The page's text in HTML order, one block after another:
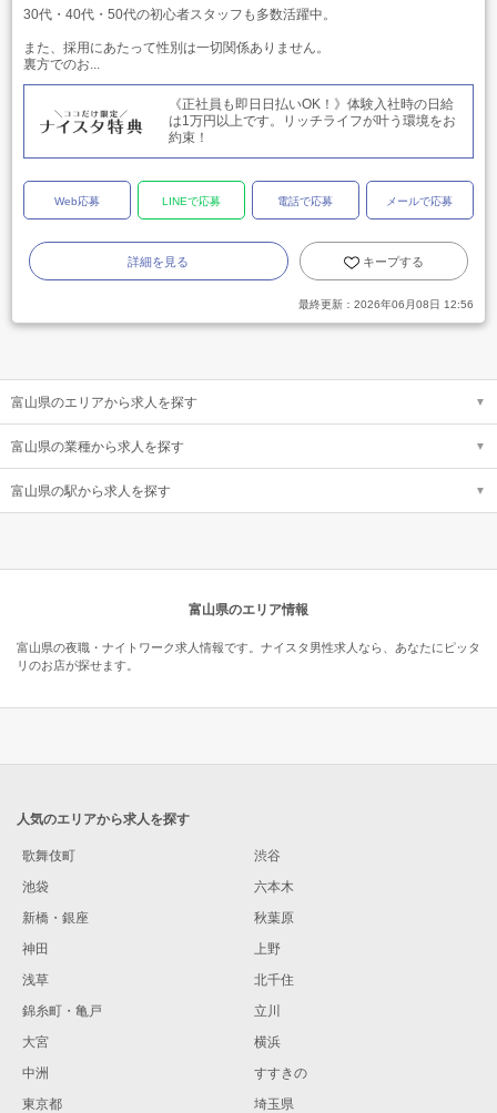
30代・40代・50代の初心者スタッフも多数活躍中。
また、採用にあたって性別は一切関係ありません。
裏方でのお...
《正社員も即日日払いOK！》体験入社時の日給
は1万円以上です。リッチライフが叶う環境をお
約束！
Web応募 LINEで応募 電話で応募 メールで応募
詳細を見る キープする
最終更新： 2026年06月08日 12:56
富山県のエリアから求人を探す
富山県の業種から求人を探す
富山県の駅から求人を探す
富山県のエリア情報
富山県の夜職・ナイトワーク求人情報です。ナイスタ男性求人なら、あなたにピッタ
リのお店が探せます。
人気のエリアから求人を探す
歌舞伎町
渋谷
池袋
六本木
新橋・銀座
秋葉原
神田
上野
浅草
北千住
錦糸町・亀戸
立川
大宮
横浜
中洲
すすきの
東京都
埼玉県